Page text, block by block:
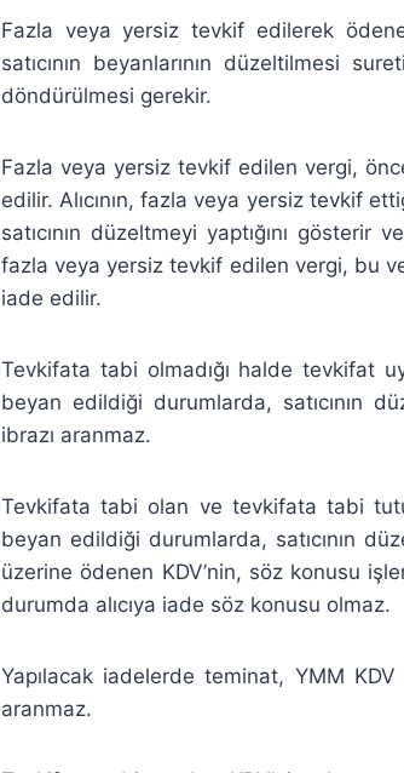
Fazla veya yersiz tevkif edilerek
satıcının beyanlarının düzeltilmesi
döndürülmesi gerekir.
Fazla veya yersiz tevkif edilen vergi,
edilir. Alıcının, fazla veya yersiz tevkif
satıcının düzeltmeyi yaptığını
fazla veya yersiz tevkif edilen vergi, bu
iade edilir.
Tevkifata tabi olmadığı halde tevkifat
beyan edildiği durumlarda, satıcının
ibrazı aranmaz.
Tevkifata tabi olan ve tevkifata tabi
beyan edildiği durumlarda, satıcının
üzerine ödenen KDV’nin, söz konusu
durumda alıcıya iade söz konusu olmaz.
Yapılacak iadelerde teminat, YMM
aranmaz.